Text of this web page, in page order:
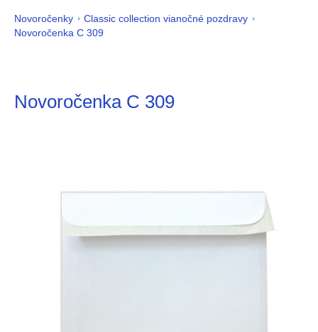
Novoročenky
Classic collection vianočné pozdravy
Novoročenka C 309
Novoročenka C 309